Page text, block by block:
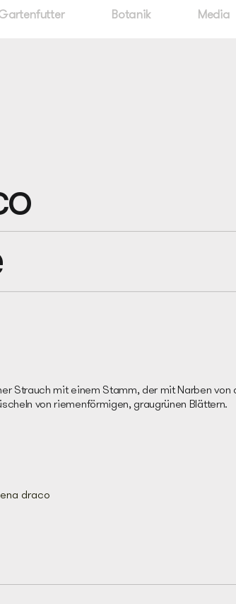
Botanik Media
Strauch mit einem Stamm, der mit Narben
von riemenförmigen, graugrünen Blättern.
draco